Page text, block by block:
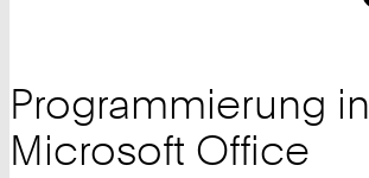
Programmierung in
Microsoft Office